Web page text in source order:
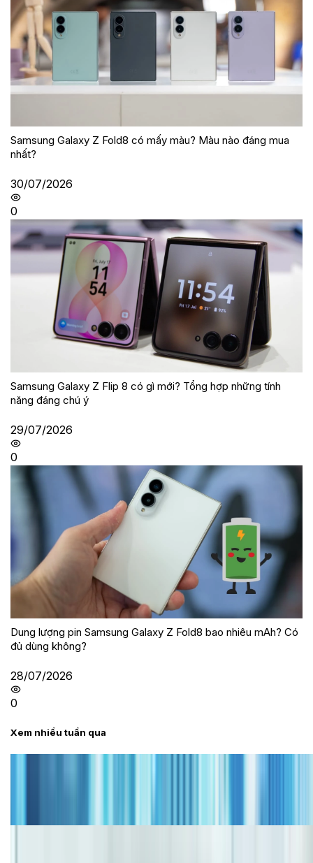
Samsung Galaxy Z Fold8 có mấy màu? Màu nào đáng mua
nhất?
30/07/2026
0
Samsung Galaxy Z Flip 8 có gì mới? Tổng hợp những tính
năng đáng chú ý
29/07/2026
0
Dung lượng pin Samsung Galaxy Z Fold8 bao nhiêu mAh? Có
đủ dùng không?
28/07/2026
0
Xem nhiều tuần qua